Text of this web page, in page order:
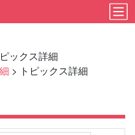
ックス詳細
> トピックス詳細